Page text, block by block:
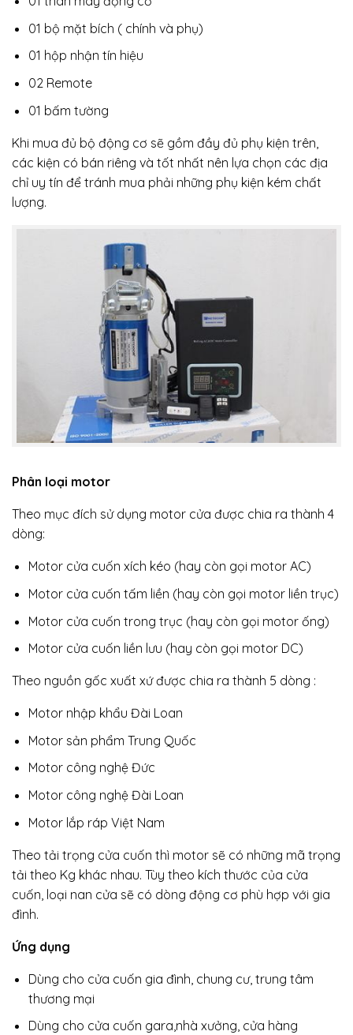
01 bộ mặt bích ( chính và phụ)
01 hộp nhận tín hiệu
02 Remote
01 bấm tường
Khi mua đủ bộ động cơ sẽ gồm đầy đủ phụ kiện trên,
các kiện có bán riêng và tốt nhất nên lựa chọn các địa
chỉ uy tín để tránh mua phải những phụ kiện kém chất
lượng.
Phân loại motor
Theo mục đích sử dụng motor cửa được chia ra thành 4
dòng:
Motor cửa cuốn xích kéo (hay còn gọi motor AC)
Motor cửa cuốn tấm liền (hay còn gọi motor liền trục)
Motor cửa cuốn trong trục (hay còn gọi motor ống)
Motor cửa cuốn liền lưu (hay còn gọi motor DC)
Theo nguồn gốc xuất xứ được chia ra thành 5 dòng :
Motor nhập khẩu Đài Loan
Motor sản phẩm Trung Quốc
Motor công nghệ Đức
Motor công nghệ Đài Loan
Motor lắp ráp Việt Nam
Theo tải trọng cửa cuốn thì motor sẽ có những mã trọng
tải theo Kg khác nhau. Tùy theo kích thước của cửa
cuốn, loại nan cửa sẽ có dòng động cơ phù hợp với gia
đình.
Ứng dụng
Dùng cho cửa cuốn gia đình, chung cư, trung tâm
thương mại
Dùng cho cửa cuốn gara,nhà xưởng, cửa hàng